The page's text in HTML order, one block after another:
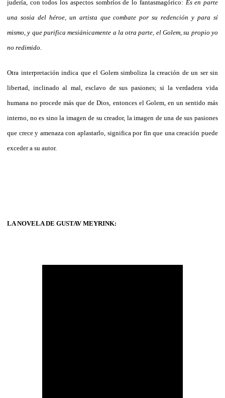
judería, con todos los aspectos sombríos de lo fantasmagórico: Es en parte
una sosia del héroe, un artista que combate por su redención y para sí
mismo, y que purifica mesiánicamente a la otra parte, el Golem, su propio yo
no redimido.
Otra interpretación indica que el Golem simboliza la creación de un ser sin
libertad, inclinado al mal, esclavo de sus pasiones; si la verdadera vida
humana no procede más que de Dios, entonces el Golem, en un sentido más
interno, no es sino la imagen de su creador, la imagen de una de sus pasiones
que crece y amenaza con aplastarlo, significa por fin que una creación puede
exceder a su autor.
LA NOVELA DE GUSTAV MEYRINK: